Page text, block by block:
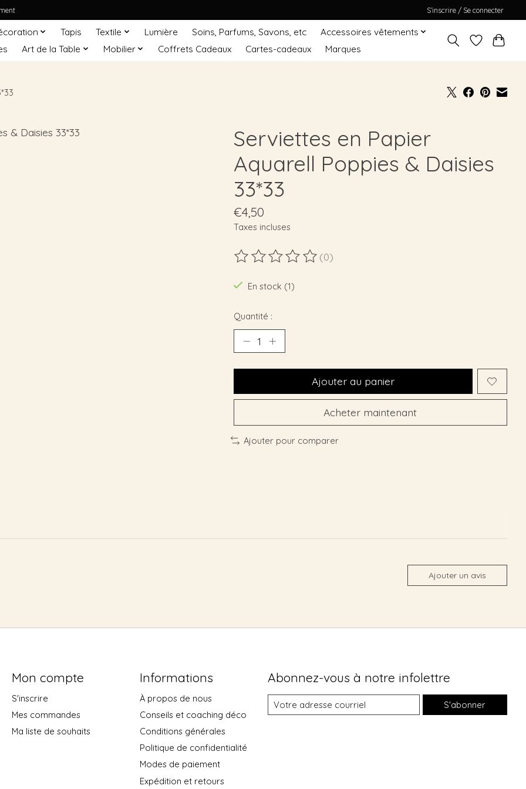
S’inscrire / Se connecter
Tapis Textile Lumière Soins, Parfums, Savons, etc
Accessoires vêtements
Art de la Table Mobilier Coffrets Cadeaux Cartes-cadeaux Marques
Serviettes en Papier
Aquarell Poppies & Daisies
33*33
€4,50
Taxes incluses
Ce produit est évalué à
(0)
En stock (1)
Quantité :
Ajouter au panier
Acheter maintenant
Ajouter pour comparer
Ajouter un avis
Mon compte
S'inscrire
Mes commandes
Ma liste de souhaits
Informations
À propos de nous
Conseils et coaching déco
Conditions générales
Politique de confidentialité
Modes de paiement
Expédition et retours
Abonnez-vous à notre infolettre
S'abonner